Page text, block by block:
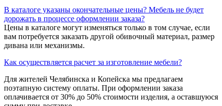
В каталоге указаны окончательные цены? Мебель не будет
дорожать в процессе оформлении заказа?
Цены в каталоге могут изменяться только в том случае, если
вам потребуется заказать другой обивочный материал, размер
дивана или механизмы.
Как осуществляется расчет за изготовление мебели?
Для жителей Челябинска и Копейска мы предлагаем
поэтапную систему оплаты. При оформлении заказа
оплачивается от 30% до 50% стоимости изделия, а оставшуюся